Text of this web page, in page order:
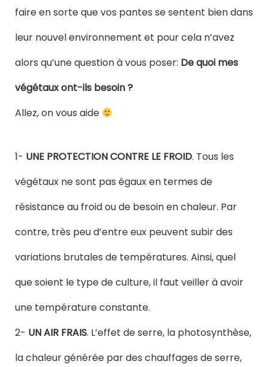
faire en sorte que vos pantes se sentent bien dans
leur nouvel environnement et pour cela n’avez
alors qu’une question à vous poser: De quoi mes
végétaux ont-ils besoin ?
Allez, on vous aide
1- UNE PROTECTION CONTRE LE FROID. Tous les
végétaux ne sont pas égaux en termes de
résistance au froid ou de besoin en chaleur. Par
contre, très peu d’entre eux peuvent subir des
variations brutales de températures. Ainsi, quel
que soient le type de culture, il faut veiller à avoir
une température constante.
2- UN AIR FRAIS. L’effet de serre, la photosynthèse,
la chaleur générée par des chauffages de serre,